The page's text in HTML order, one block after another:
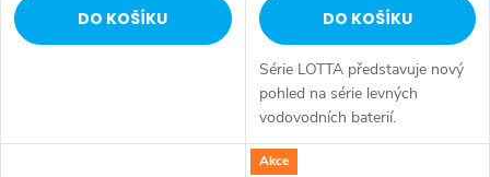
DO KOŠÍKU DO KOŠÍKU
Série LOTTA představuje nový
pohled na série levných
vodovodních baterií.
Umyvadlová stojánková baterie
má dostatečnou výšku 85 mm
Akce